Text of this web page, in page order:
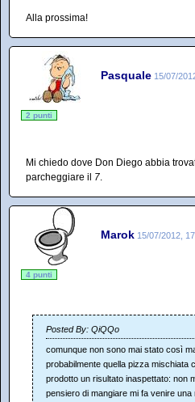
Alla prossima!
Pasquale 15/07/
2 punti
Mi chiedo dove Don Diego abbia
parcheggiare il 7.
Marok 15/07/2012,
4 punti
Posted By: QiQQo
comunque non sono mai stato così
probabilmente quella pizza mischiata
prodotto un risultato inaspettato: non
pensiero di mangiare mi fa venire